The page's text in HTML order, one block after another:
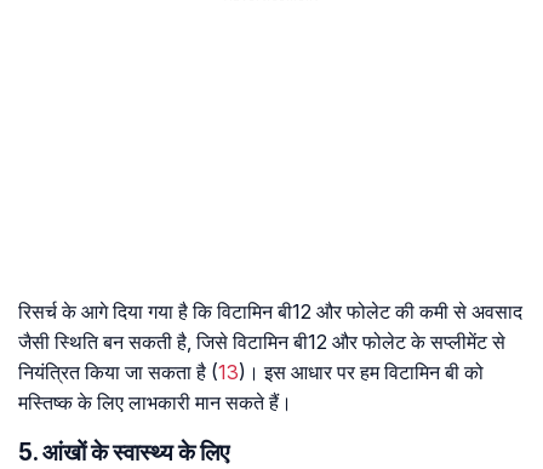
रिसर्च के आगे दिया गया है कि विटामिन बी12 और फोलेट की कमी से अवसाद
जैसी स्थिति बन सकती है, जिसे विटामिन बी12 और फोलेट के सप्लीमेंट से
नियंत्रित किया जा सकता है (13)। इस आधार पर हम विटामिन बी को
मस्तिष्क के लिए लाभकारी मान सकते हैं।
5. आंखों के स्वास्थ्य के लिए